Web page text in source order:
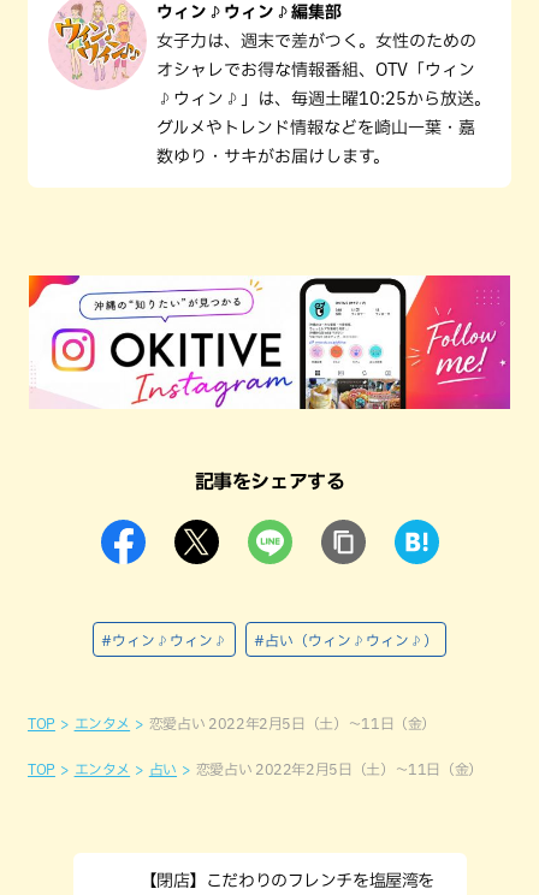
ウィン♪ウィン♪編集部
女子力は、週末で差がつく。女性のための
オシャレでお得な情報番組、OTV「ウィン
♪ウィン♪」は、毎週土曜10:25から放送。
グルメやトレンド情報などを崎山一葉・嘉
数ゆり・サキがお届けします。
記事をシェアする
#ウィン♪ウィン♪ #占い（ウィン♪ウィン♪）
TOP エンタメ 恋愛占い 2022年2月5日（土）～11日（金）
TOP エンタメ 占い 恋愛占い 2022年2月5日（土）～11日（金）
【閉店】こだわりのフレンチを塩屋湾を